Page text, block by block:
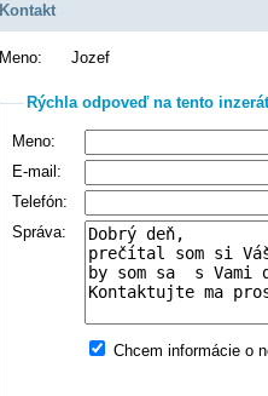
Kontakt
Meno: Jozef
Rýchla odpoveď na tento inzerát
Meno:
E-mail:
Telefón:
Správa:
Chcem informácie o